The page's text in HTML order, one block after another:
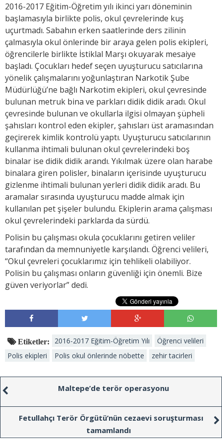
2016-2017 Eğitim-Öğretim yılı ikinci yarı döneminin
başlamasıyla birlikte polis, okul çevrelerinde kuş
uçurtmadı. Sabahın erken saatlerinde ders zilinin
çalmasıyla okul önlerinde bir araya gelen polis ekipleri,
öğrencilerle birlikte İstiklal Marşı okuyarak mesaiye
başladı. Çocukları hedef seçen uyuşturucu satıcılarına
yönelik çalışmalarını yoğunlaştıran Narkotik Şube
Müdürlüğü’ne bağlı Narkotim ekipleri, okul çevresinde
bulunan metruk bina ve parkları didik didik aradı. Okul
çevresinde bulunan ve okullarla ilgisi olmayan şüpheli
şahısları kontrol eden ekipler, şahısları üst aramasından
geçirerek kimlik kontrolü yaptı. Uyuşturucu satıcılarının
kullanma ihtimali bulunan okul çevrelerindeki boş
binalar ise didik didik arandı. Yıkılmak üzere olan harabe
binalara giren polisler, binaların içerisinde uyuşturucu
gizlenme ihtimali bulunan yerleri didik didik aradı. Bu
aramalar sırasında uyuşturucu madde almak için
kullanılan pet şişeler bulundu. Ekiplerin arama çalışması
okul çevrelerindeki parklarda da sürdü.
Polisin bu çalışması okula çocuklarını getiren veliler
tarafından da memnuniyetle karşılandı. Öğrenci velileri,
“Okul çevreleri çocuklarımız için tehlikeli olabiliyor.
Polisin bu çalışması onların güvenliği için önemli. Bize
güven veriyorlar” dedi.
Etiketler: 2016-2017 Eğitim-Öğretim Yılı
Öğrenci velileri
Polis ekipleri
Polis okul önlerinde nöbette zehir tacirleri
Maltepe’de terör operasyonu
Fetullahçı Terör Örgütü’nün cezaevi soruşturması
tamamlandı